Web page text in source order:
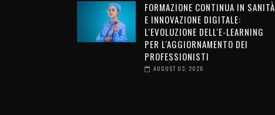
FORMAZIONE CONTINUA IN SANITÀ
E INNOVAZIONE DIGITALE:
L'EVOLUZIONE DELL'E-LEARNING
PER L'AGGIORNAMENTO DEI
PROFESSIONISTI
AUGUST 03, 2026